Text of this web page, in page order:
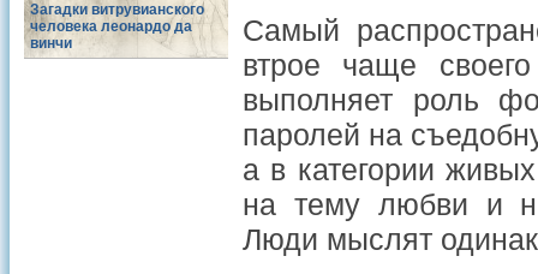
Загадки витрувианского
человека леонардо да
винчи
Самый
втрое чаще
выполняет роль
паролей на
а в категории
на тему любви и
Люди мыслят